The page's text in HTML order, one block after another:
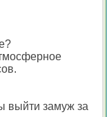
выйти замуж за